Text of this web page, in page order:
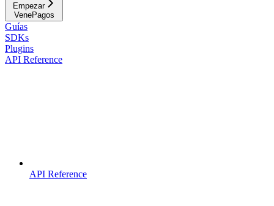
Empezar
VenePagos
Guías
SDKs
Plugins
API Reference
API Reference